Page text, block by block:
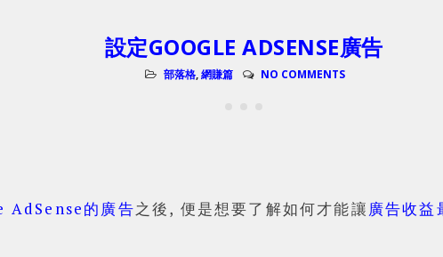
設定GOOGLE ADSENSE廣告
部落格,網賺篇 NO COMMENTS
AdSense的廣告之後, 便是想要了解如何才能讓 廣告收益